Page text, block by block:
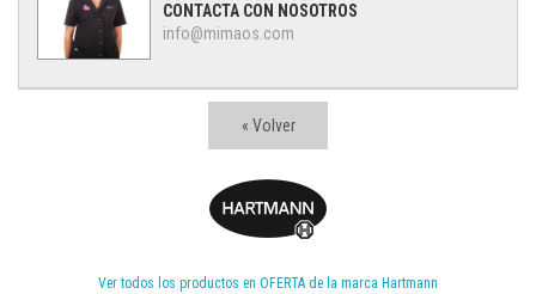
« Volver
Ver todos los productos en OFERTA de la marca Hartmann
CONTACTA CON NOSOTROS
info@mimaos.com